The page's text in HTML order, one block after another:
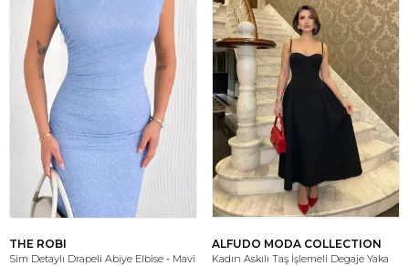
THE ROBI
Sim Detaylı Drapeli Abiye Elbise - Mavi
ALFUDO MODA COLLECTION
Kadın Askılı Taş İşlemeli Degaje Yaka